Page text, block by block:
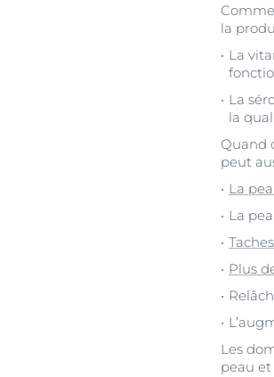
la
La
La
la
Quand
peut
La
La
Plus
Les
peau et